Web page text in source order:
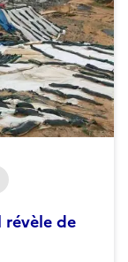
de